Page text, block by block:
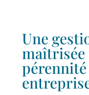
Une
maîtrisée